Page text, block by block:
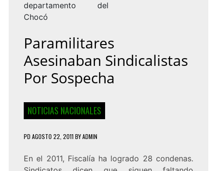
departamento del
Chocó
Paramilitares
Asesinaban Sindicalistas
Por Sospecha
NOTICIAS NACIONALES
PD AGOSTO 22, 2011 BYADMIN
En el 2011, Fiscalía ha logrado 28 condenas.